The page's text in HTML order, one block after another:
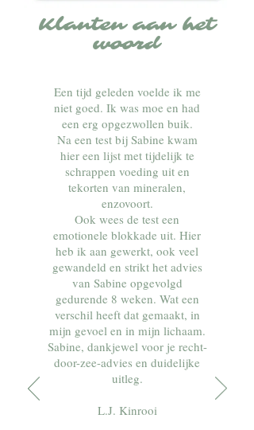
Klanten aan het
woord
Een tijd geleden voelde ik me
niet goed. Ik was moe en had
een erg opgezwollen buik.
Na een test bij Sabine kwam
hier een lijst met tijdelijk te
schrappen voeding uit en
tekorten van mineralen,
enzovoort.
Ook wees de test een
emotionele blokkade uit. Hier
heb ik aan gewerkt, ook veel
gewandeld en strikt het advies
van Sabine opgevolgd
gedurende 8 weken. Wat een
verschil heeft dat gemaakt, in
mijn gevoel en in mijn lichaam.
Sabine, dankjewel voor je recht-
door-zee-advies en duidelijke
uitleg.
L.J. Kinrooi